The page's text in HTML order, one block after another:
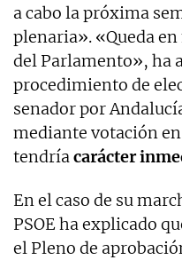
a cabo la próxima
plenaria». «Queda
del Parlamento», ha
procedimiento de
senador por
mediante votación
tendríacarácter
En el caso de su
PSOE ha explicado
el Pleno de